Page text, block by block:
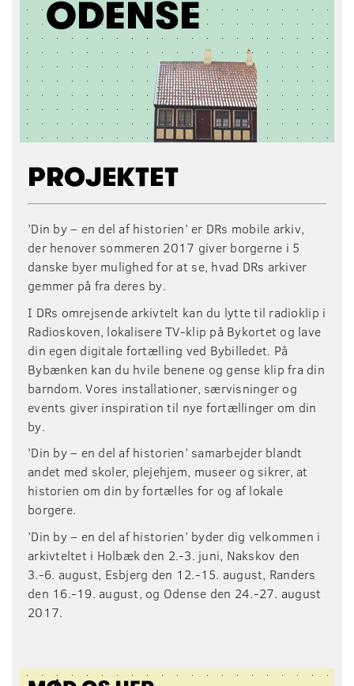
’Din by – en del af historien’ er DRs mobile arkiv,
der henover sommeren 2017 giver borgerne i 5
danske byer mulighed for at se, hvad DRs arkiver
gemmer på fra deres by.
I DRs omrejsende arkivtelt kan du lytte til radioklip i
Radioskoven, lokalisere TV-klip på Bykortet og lave
din egen digitale fortælling ved Bybilledet. På
Bybænken kan du hvile benene og gense klip fra din
barndom. Vores installationer, særvisninger og
events giver inspiration til nye fortællinger om din
by.
’Din by – en del af historien’ samarbejder blandt
andet med skoler, plejehjem, museer og sikrer, at
historien om din by fortælles for og af lokale
borgere.
’Din by – en del af historien’ byder dig velkommen i
arkivteltet i Holbæk den 2.-3. juni, Nakskov den
3.-6. august, Esbjerg den 12.-15. august, Randers
den 16.-19. august, og Odense den 24.-27. august
2017.